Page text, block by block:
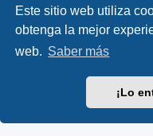
Este sitio web utiliza
obtenga la mejor
web. Saber más
¡Lo